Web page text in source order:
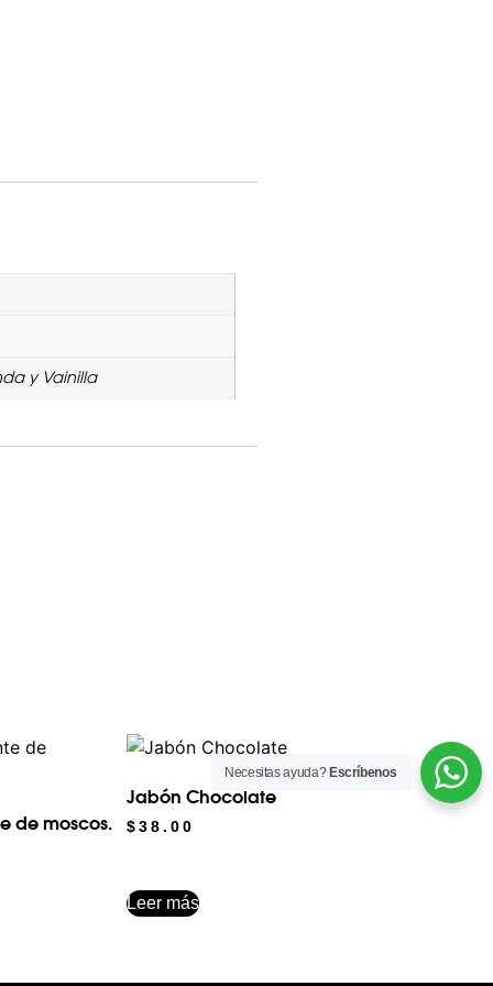
y Vainilla
de moscos.
Jabón Chocolate
$ 38.00
Leer más
Necesitas ayuda? Escríbenos